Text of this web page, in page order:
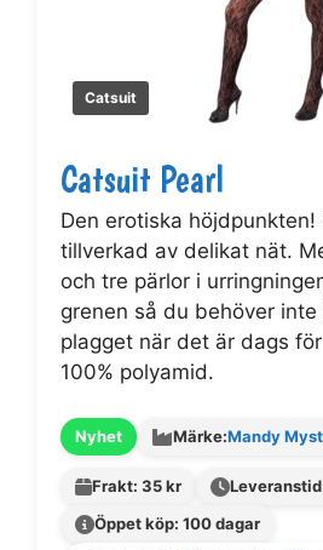
Catsuit
Catsuit Pearl
Den erotiska
tillverkad av delikat nät.
och tre pärlor i
grenen så du behöver
plagget när det är dags
100% polyamid.
Nyhet Märke:Mandy
Frakt: 35 kr
Öppet köp: 100 dagar